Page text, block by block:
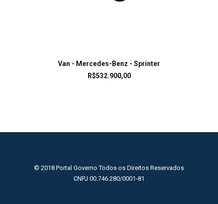
LEIA MAIS
Van - Mercedes-Benz - Sprinter
R$532.900,00
© 2018 Portal Governo Todos os Direitos Reservados
CNPJ 00.746.280/0001-81